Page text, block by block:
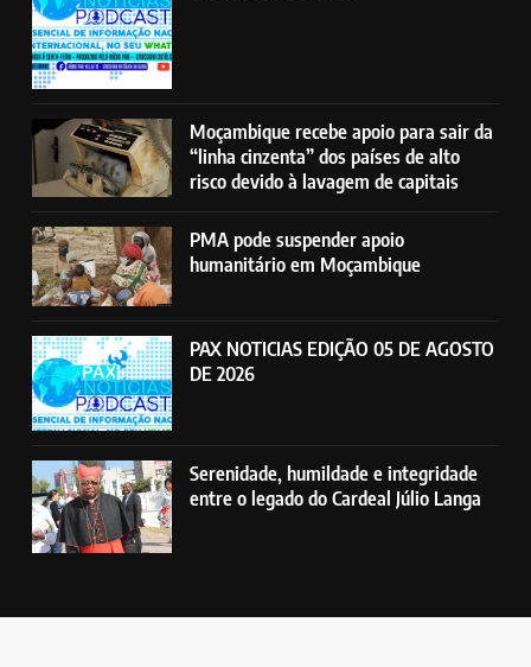
Moçambique recebe apoio para sair da
“linha cinzenta” dos países de alto
risco devido à lavagem de capitais
PMA pode suspender apoio
humanitário em Moçambique
PAX NOTICIAS EDIÇÃO 05 DE AGOSTO
DE 2026
Serenidade, humildade e integridade
entre o legado do Cardeal Júlio Langa